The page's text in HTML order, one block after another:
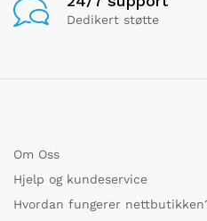
Dedikert støtte
Om Oss
Hjelp og kundeservice
Hvordan fungerer